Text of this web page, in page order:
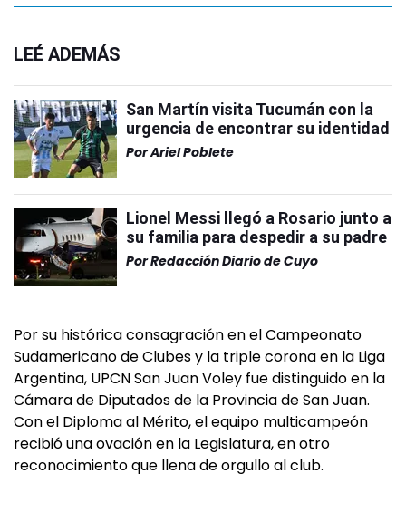
LEÉ ADEMÁS
San Martín visita Tucumán con la
urgencia de encontrar su identidad
PorAriel Poblete
Lionel Messi llegó a Rosario junto a
su familia para despedir a su padre
PorRedacción Diario de Cuyo
Por su histórica consagración en el Campeonato
Sudamericano de Clubes y la triple corona en la Liga
Argentina, UPCN San Juan Voley fue distinguido en la
Cámara de Diputados de la Provincia de San Juan.
Con el Diploma al Mérito, el equipo multicampeón
recibió una ovación en la Legislatura, en otro
reconocimiento que llena de orgullo al club.